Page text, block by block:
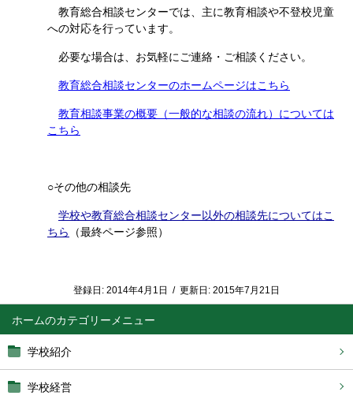
ホーム
学校紹介
学校経営
教育総合相談センターでは、主に教育相談や不登校児童
への対応を行っています。
必要な場合は、お気軽にご連絡・ご相談ください。
教育総合相談センターのホームページはこちら
教育相談事業の概要（一般的な相談の流れ）については
こちら
○その他の相談先
学校や教育総合相談センター以外の相談先についてはこ
ちら
（最終ページ参照）
登録日: 2014年4月1日 / 更新日: 2015年7月21日